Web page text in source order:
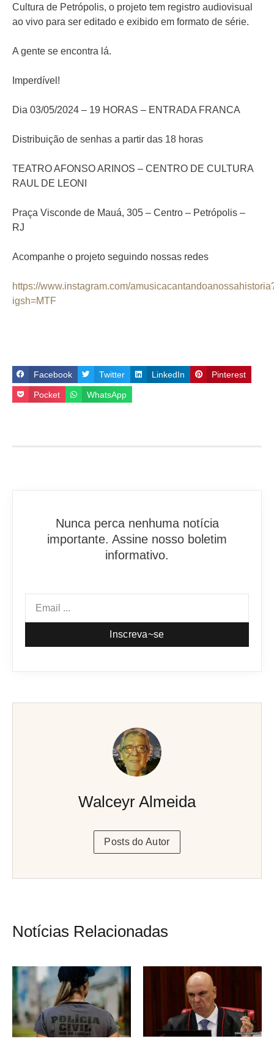
Cultura de Petrópolis, o projeto tem registro audiovisual
ao vivo para ser editado e exibido em formato de série.
A gente se encontra lá.
Imperdível!
Dia 03/05/2024 – 19 HORAS – ENTRADA FRANCA
Distribuição de senhas a partir das 18 horas
TEATRO AFONSO ARINOS – CENTRO DE CULTURA
RAUL DE LEONI
Praça Visconde de Mauá, 305 – Centro – Petrópolis –
RJ
Acompanhe o projeto seguindo nossas redes
https://www.instagram.com/
igsh=MTF
Facebook Twitter LinkedIn Pinterest
Pocket WhatsApp
Nunca perca nenhuma notícia
importante. Assine nosso boletim
informativo.
Inscreva~se
Walceyr Almeida
Posts do Autor
Notícias Relacionadas